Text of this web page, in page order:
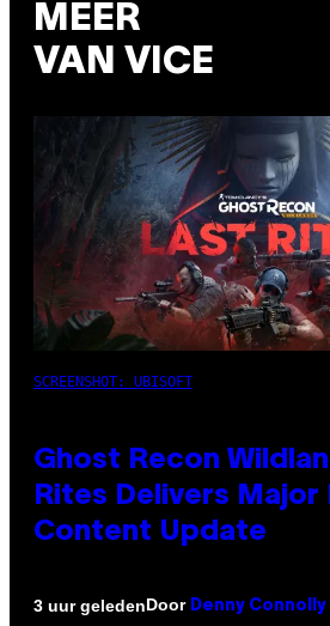
MEER
VAN VICE
SCREENSHOT: UBISOFT
Ghost Recon
Rites Delivers Major
Content Update
3 uur geledenDoor Denny Connolly